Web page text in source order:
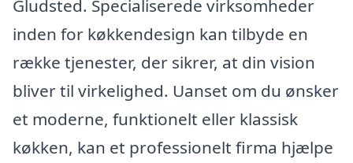
Gludsted. Specialiserede virksomheder
inden for køkkendesign kan tilbyde en
række tjenester, der sikrer, at din vision
bliver til virkelighed. Uanset om du ønsker
et moderne, funktionelt eller klassisk
køkken, kan et professionelt firma hjælpe